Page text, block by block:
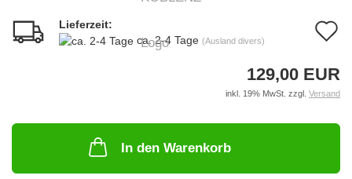
Lieferzeit:
ca. 2-4 Tage (Ausland divers)
129,00 EUR
inkl. 19% MwSt. zzgl. Versand
In den Warenkorb